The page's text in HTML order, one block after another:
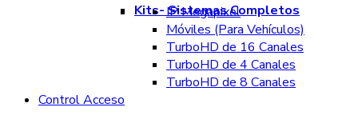
Kits- Sistemas Completos
IP Megapixel
Móviles (Para Vehículos)
TurboHD de 16 Canales
TurboHD de 4 Canales
TurboHD de 8 Canales
Control Acceso